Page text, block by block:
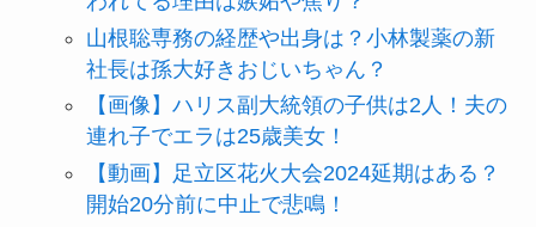
山根聡専務の経歴や出身は？小林製薬の新
社長は孫大好きおじいちゃん？
【画像】ハリス副大統領の子供は2人！夫の
連れ子でエラは25歳美女！
【動画】足立区花火大会2024延期はある？
開始20分前に中止で悲鳴！